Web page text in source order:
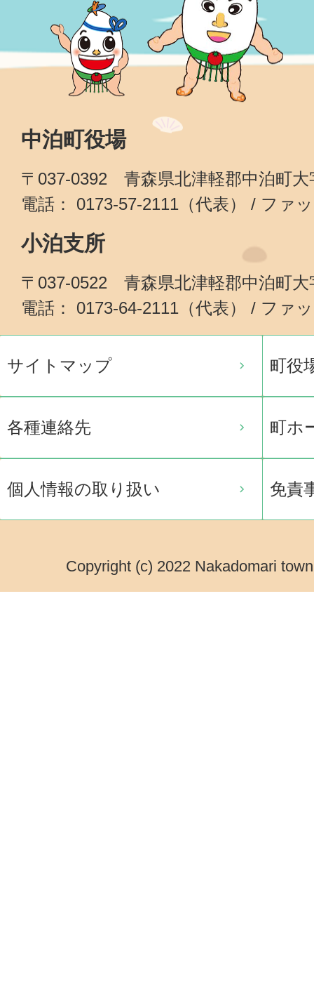
中泊町役場
〒037-0392 青森県北津軽郡中泊町大
電話： 0173-57-2111（代表） / ファ
小泊支所
〒037-0522 青森県北津軽郡中泊町大
電話： 0173-64-2111（代表） / ファ
サイトマップ 町役
各種連絡先 町ホ
個人情報の取り扱い 免責
Copyright (c) 2022 Nakadomari